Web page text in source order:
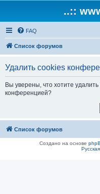
..::
FAQ
Список форумов
Удалить cookies
Вы уверены, что хотите
конференцией?
Список форумов
Создано на основе